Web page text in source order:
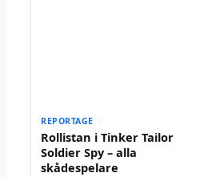
REPORTAGE
Rollistan i Tinker Tailor
Soldier Spy – alla
skådespelare